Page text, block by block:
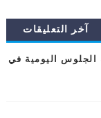
آخر التعليقات
الجلوس اليومية في